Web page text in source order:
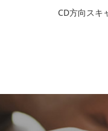
CD方向スキ